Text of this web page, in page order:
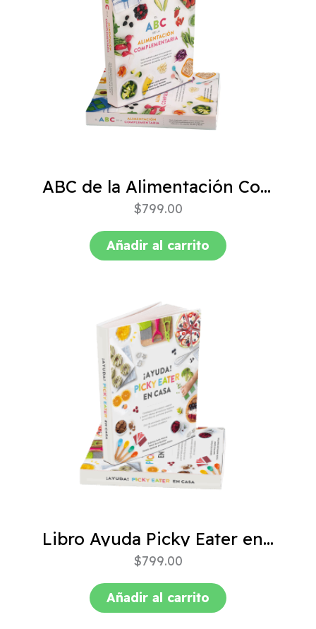
ABC de la Alimentación Complementaria 4ta edición
$799.00
Añadir al carrito
Libro Ayuda Picky Eater en casa
$799.00
Añadir al carrito